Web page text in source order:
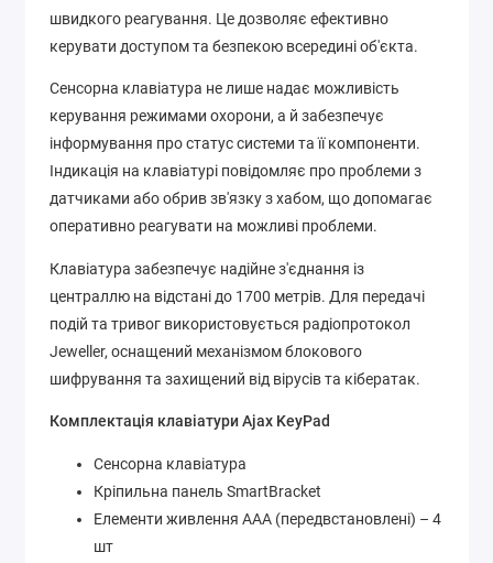
швидкого реагування. Це дозволяє ефективно
керувати доступом та безпекою всередині об'єкта.
Сенсорна клавіатура не лише надає можливість
керування режимами охорони, а й забезпечує
інформування про статус системи та її компоненти.
Індикація на клавіатурі повідомляє про проблеми з
датчиками або обрив зв'язку з хабом, що допомагає
оперативно реагувати на можливі проблеми.
Клавіатура забезпечує надійне з'єднання із
централлю на відстані до 1700 метрів. Для передачі
подій та тривог використовується радіопротокол
Jeweller, оснащений механізмом блокового
шифрування та захищений від вірусів та кібератак.
Комплектація клавіатури Ajax KeyPad
Сенсорна клавіатура
Кріпильна панель SmartBracket
Елементи живлення ААА (передвстановлені) – 4
шт